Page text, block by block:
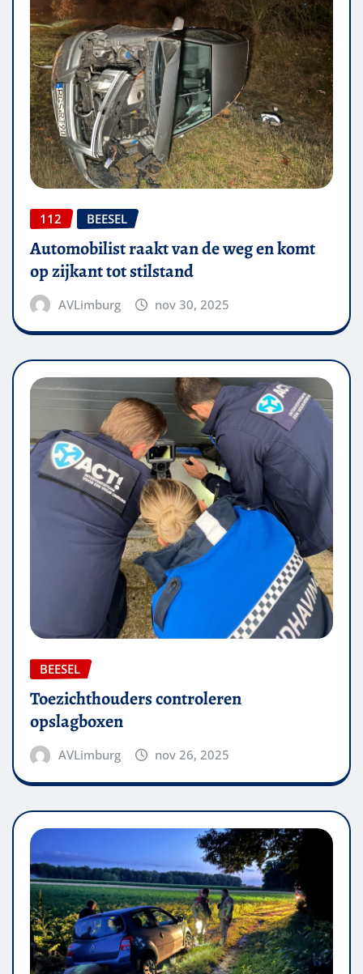
112 BEESEL
Automobilist raakt van de weg en komt
op zijkant tot stilstand
AVLimburg nov 30, 2025
BEESEL
Toezichthouders controleren
opslagboxen
AVLimburg nov 26, 2025